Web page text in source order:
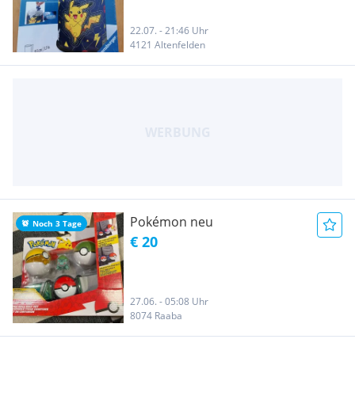
22.07. - 21:46 Uhr
4121 Altenfelden
Noch 3 Tage Pokémon neu
€ 20
27.06. - 05:08 Uhr
8074 Raaba